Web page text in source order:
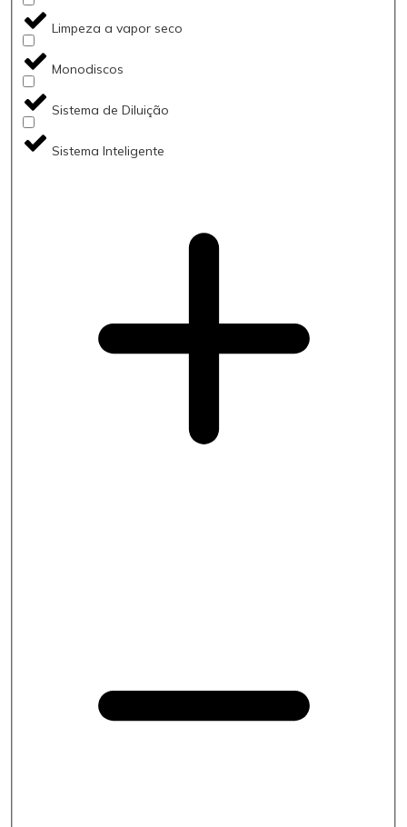
Limpeza a vapor seco
Monodiscos
Sistema de Diluição
Sistema Inteligente